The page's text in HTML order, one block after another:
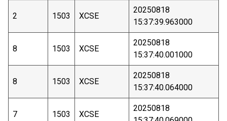
2 1503 XCSE
20250818
15:37:39.963000
8 1503 XCSE
20250818
15:37:40.001000
8 1503 XCSE
20250818
15:37:40.064000
7 1503 XCSE
20250818